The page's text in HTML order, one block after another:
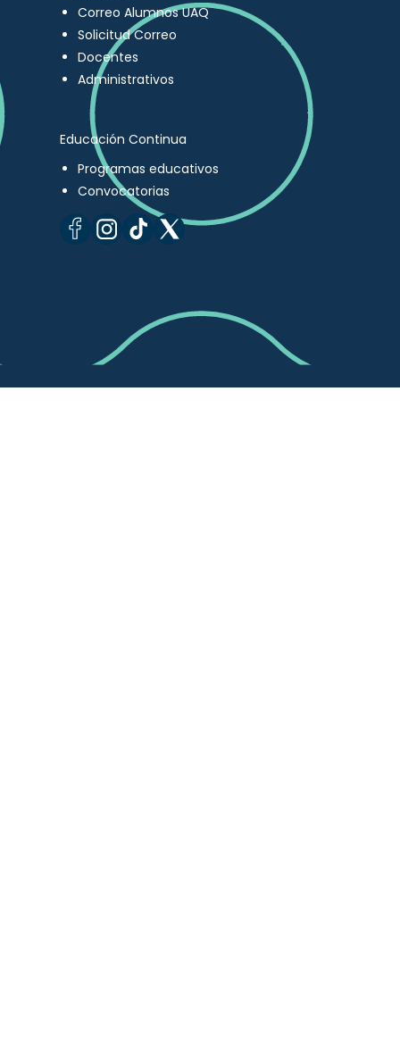
Correo Alumnos UAQ
Solicitud Correo
Docentes
Administrativos
Educación Continua
Programas educativos
Convocatorias